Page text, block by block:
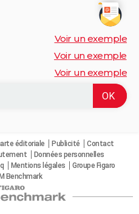
Voir un exemple
Voir un exemple
Voir un exemple
éditoriale Publicité
Contact
Données personnelles
Mentions légales
Groupe Figaro
Benchmark